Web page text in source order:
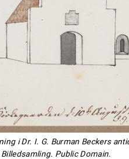
i Dr. I. G. Burman Beckers
Public Domain.